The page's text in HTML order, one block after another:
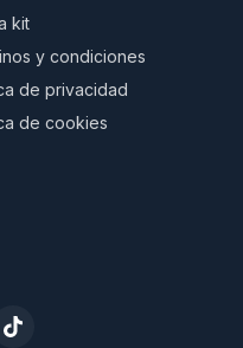
kit
y condiciones
de privacidad
de cookies